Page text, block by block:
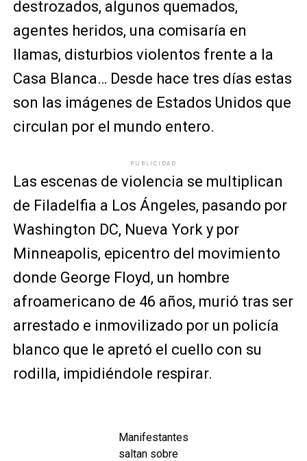
destrozados, algunos quemados,
agentes heridos, una comisaría en
llamas, disturbios violentos frente a la
Casa Blanca… Desde hace tres días estas
son las imágenes de Estados Unidos que
circulan por el mundo entero.
PUBLICIDAD
Las escenas de violencia se multiplican
de Filadelfia a Los Ángeles, pasando por
Washington DC, Nueva York y por
Minneapolis, epicentro del movimiento
donde George Floyd, un hombre
afroamericano de 46 años, murió tras ser
arrestado e inmovilizado por un policía
blanco que le apretó el cuello con su
rodilla, impidiéndole respirar.
Manifestantes
saltan sobre